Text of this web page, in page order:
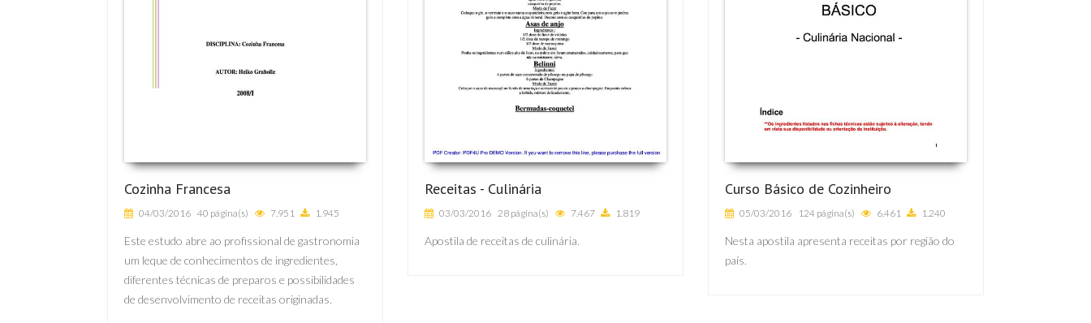
Cozinha Francesa
04/03/2016 40 página(s) 7.951 1.945
Este estudo abre ao profissional de gastronomia
um leque de conhecimentos de ingredientes,
diferentes técnicas de preparos e possibilidades
de desenvolvimento de receitas originadas.
Receitas - Culinária
03/03/2016 28 página(s) 7.467 1.819
Apostila de receitas de culinária.
Curso Básico de Cozinheiro
05/03/2016 124 página(s) 6.461 1.240
Nesta apostila apresenta receitas por região do
país.